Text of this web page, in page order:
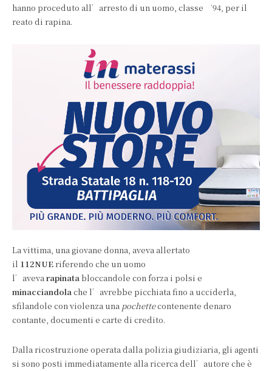
hanno proceduto all’arresto di un uomo, classe ‘94, per il
reato di rapina.
La vittima, una giovane donna, aveva allertato
il 112NUEriferendo che un uomo
l’avevarapinatabloccandole con forza i polsi e
minacciandolache l’avrebbe picchiata fino a ucciderla,
sfilandole con violenza una pochettecontenente denaro
contante, documenti e carte di credito.
Dalla ricostruzione operata dalla polizia giudiziaria, gli agenti
si sono posti immediatamente alla ricerca dell’autore che è